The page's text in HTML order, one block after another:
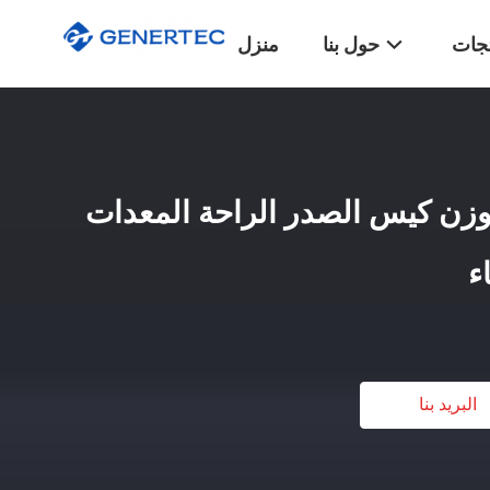
منزل حول بنا
كيس الصدر الراحة المعدات
البريد بنا